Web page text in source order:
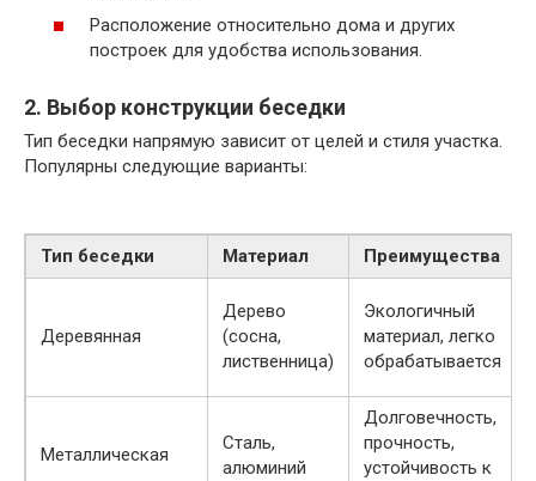
Расположение относительно дома и других
построек для удобства использования.
2. Выбор конструкции беседки
Тип беседки напрямую зависит от целей и стиля участка.
Популярны следующие варианты:
Тип беседки Материал Преимущества
Деревянная
Дерево
(сосна,
лиственница)
Экологичный
материал, легко
обрабатывается
Металлическая
Сталь,
алюминий
Долговечность,
прочность,
устойчивость к